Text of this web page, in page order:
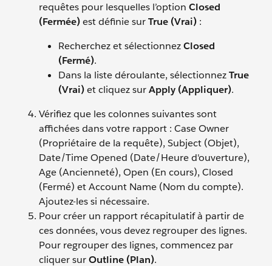
requêtes pour lesquelles l’option Closed
(Fermée)est définie surTrue (Vrai) :
Recherchez et sélectionnezClosed
(Fermé).
Dans la liste déroulante, sélectionnezTrue
(Vrai)et cliquez surApply (Appliquer).
Vérifiez que les colonnes suivantes sont
affichées dans votre rapport : Case Owner
(Propriétaire de la requête), Subject (Objet),
Date/Time Opened (Date/Heure d'ouverture),
Age (Ancienneté), Open (En cours), Closed
(Fermé) et Account Name (Nom du compte).
Ajoutez-les si nécessaire.
Pour créer un rapport récapitulatif à partir de
ces données, vous devez regrouper des lignes.
Pour regrouper des lignes, commencez par
cliquer surOutline (Plan).